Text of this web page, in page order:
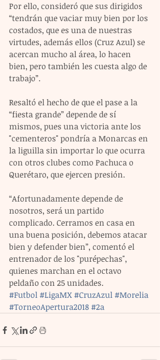
Por ello, consideró que sus dirigidos
“tendrán que vaciar muy bien por los
costados, que es una de nuestras
virtudes, además ellos (Cruz Azul) se
acercan mucho al área, lo hacen
bien, pero también les cuesta algo de
trabajo”.
Resaltó el hecho de que el pase a la
“fiesta grande” depende de sí
mismos, pues una victoria ante los
"cementeros" pondría a Monarcas en
la liguilla sin importar lo que ocurra
con otros clubes como Pachuca o
Querétaro, que ejercen presión.
“Afortunadamente depende de
nosotros, será un partido
complicado. Cerramos en casa en
una buena posición, debemos atacar
bien y defender bien”, comentó el
entrenador de los "purépechas",
quienes marchan en el octavo
peldaño con 25 unidades.
#Futbol#LigaMX#CruzAzul#Morelia
#TorneoApertura2018#2a